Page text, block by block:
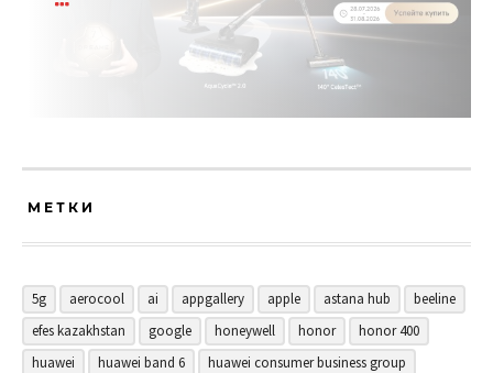
МЕТКИ
5g aerocool ai appgallery apple astana hub
beeline
efes kazakhstan
google honeywell honor
honor 400
huawei
huawei band 6
huawei consumer business group